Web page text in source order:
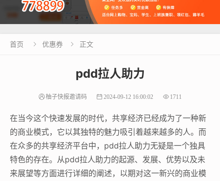
首页  优惠券  正文
pdd拉人助力
柚子快报邀请码 2024-09-12 16:00:02 1711
在当今这个快速发展的时代，共享经济已经成为了一种新
的商业模式，它以其独特的魅力吸引着越来越多的人。而
在众多的共享经济平台中，pdd拉人助力无疑是一个独具
特色的存在。从pdd拉人助力的起源、发展、优势以及未
来展望等方面进行详细的阐述，以期对这一新兴的商业模